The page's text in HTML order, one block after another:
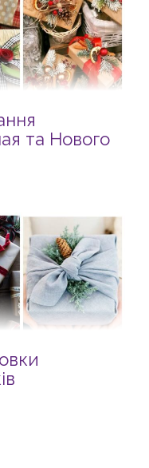
та Нового